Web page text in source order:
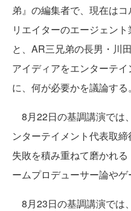
弟』の編集者で、現在は
リエイターのエージェン
と、AR三兄弟の長男・川
アイディアをエンターテ
に、何が必要かを議論する。
8月22日の基調講演では
ンターテイメント代表取締
失敗を積み重ねて磨かれ
ームプロデューサー論やゲ
8月23日の基調講演では